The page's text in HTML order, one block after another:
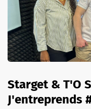
Starget & T'O
J'entreprends